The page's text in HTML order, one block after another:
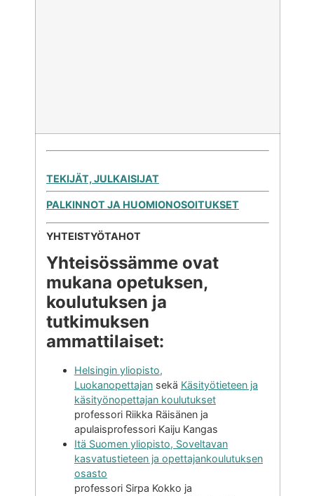
TEKIJÄT, JULKAISIJAT
PALKINNOT JA HUOMIONOSOITUKSET
YHTEISTYÖTAHOT
Yhteisössämme ovat
mukana opetuksen,
koulutuksen ja
tutkimuksen
ammattilaiset:
Helsingin yliopisto,
Luokanopettajan sekä Käsityötieteen ja
käsityönopettajan koulutukset
professori Riikka Räisänen ja
apulaisprofessori Kaiju Kangas
Itä Suomen yliopisto, Soveltavan
kasvatustieteen ja opettajankoulutuksen
osasto
professori Sirpa Kokko ja